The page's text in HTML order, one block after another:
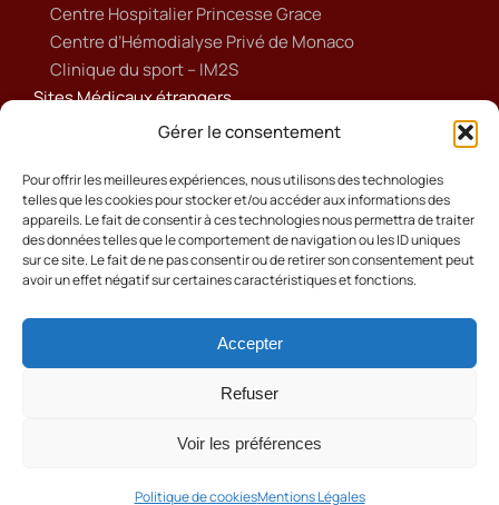
Gérer le consentement
Pour offrir les meilleures expériences, nous utilisons des technologies
telles que les cookies pour stocker et/ou accéder aux informations des
appareils. Le fait de consentir à ces technologies nous permettra de traiter
des données telles que le comportement de navigation ou les ID uniques
sur ce site. Le fait de ne pas consentir ou de retirer son consentement peut
avoir un effet négatif sur certaines caractéristiques et fonctions.
Accepter
Refuser
Voir les préférences
Politique de cookiesMentions Légales
Centre Hospitalier Princesse Grace
Centre d’Hémodialyse Privé de Monaco
Clinique du sport – IM2S
Sites Médicaux étrangers
Ordre national des médecins français
Politique de cookies (UE)
Réalisation Shaayan Production
Cookies
Mentions Légales